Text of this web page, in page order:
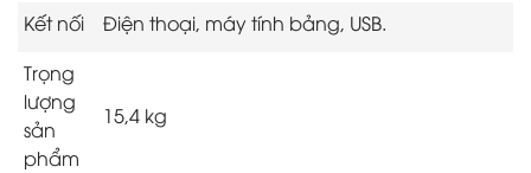
Kết nối
Điện thoại, máy tính bảng, USB.
Trọng
lượng
sản
phẩm
15,4 kg